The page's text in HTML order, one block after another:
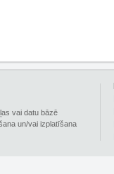
vai datu bāzē
un/vai izplatīšana